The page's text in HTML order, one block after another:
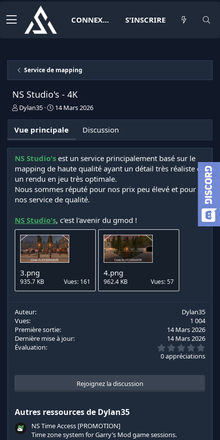
CONNEXION S'INSCRIRE
Service de mapping
NS Studio's - 4K
A
e
u
Dylan35
D
e
d
c
r
é
a
i
n
14 Mars 2026
Vue principale Discussion
NS Studio's est un service principalement basé sur le
mapping de haute qualité ayant un détail très réaliste et
un rendu en jeu très optimale.
Nous sommes réputé pour nos prix peu élevé et pour
nos service de qualité.
NS Studio's, c'est l'avenir du gmod !
3.png
935.7 KB Vues: 161
4.png
962.4 KB Vues: 57
Auteur
Dylan35
Vues
1 004
Première sortie
14 Mars 2026
Dernière mise à jour
14 Mars 2026
Évaluation
.
0 appréciations
Rejoignez la discussion
Autres ressources de Dylan35
NS Time Access [PROMOTION]
Time zone system for Garry’s Mod game sessions.